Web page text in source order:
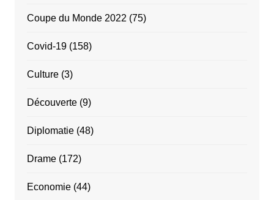
Coupe du Monde 2022 (75)
Covid-19(158)
Culture(3)
Découverte(9)
Diplomatie(48)
Drame(172)
Economie(44)